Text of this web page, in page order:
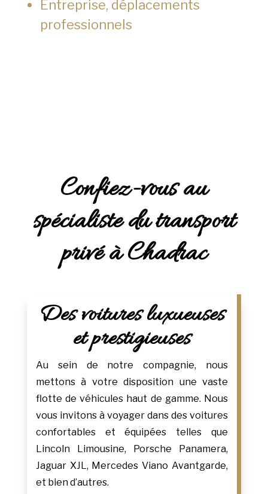
Entreprise, déplacements
professionnels
Confiez-vous au
spécialiste du transport
privé à Chadrac
Des voitures luxueuses
et prestigieuses
Au sein de notre compagnie, nous
mettons à votre disposition une vaste
flotte de véhicules haut de gamme. Nous
vous invitons à voyager dans des voitures
confortables et équipées telles que
Lincoln Limousine, Porsche Panamera,
Jaguar XJL, Mercedes Viano Avantgarde,
et bien d’autres.